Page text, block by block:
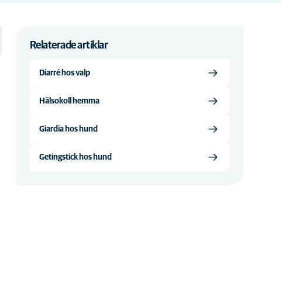
Relaterade artiklar
Diarré hos valp
Hälsokoll hemma
Giardia hos hund
Getingstick hos hund